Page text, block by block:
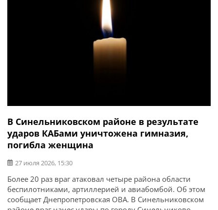
В Синельниковском районе в результате
ударов КАБами уничтожена гимназия,
погибла женщина
27 июля 2026, 15:30
Более 20 раз враг атаковал четыре района области
беспилотниками, артиллерией и авиабомбой. Об этом
сообщает Днепропетровская ОВА. В Синельниковском